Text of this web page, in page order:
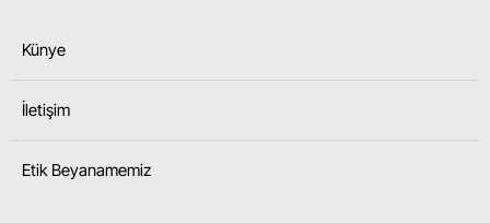
Künye
İletişim
Etik Beyanamemiz